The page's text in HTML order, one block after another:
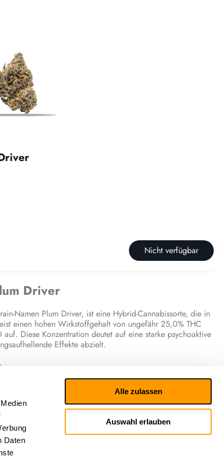
Daten
Alle zulassen
Auswahl erlauben
Nicht verfügbar
Driver
Namen Plum Driver, ist eine Hybrid-Cannabissorte, die in
einen hohen Wirkstoffgehalt von ungefähr 25,0% THC
Diese Konzentration deutet auf eine starke psychoaktive
Effekte abzielt.
typischerweise von anregenden und
und glücklich machen. Das sensorische Erlebnis wird als
duftenden und süßen Noten beschrieben.
von Plum Driver sind eng mit ihrem reichhaltigen